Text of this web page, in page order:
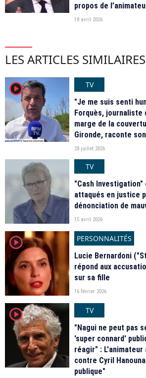
propos de
18 avril 2026
LES ARTICLES SIMILAIRES
player2
TV
"Je me suis senti
Forquès, journaliste
marge de la
Gironde, raconte
28 juillet 2026
TV
"Cash Investigation"
attaqués en justice
dénonciation de
15 avril 2026
player2
PERSONNALITÉS
Lucie Bernardoni
répond aux
sur sa fille
16 février 2026
player2
TV
"Nagui ne peut pas
'super connard'
réagir" :
contre Cyril
publique"